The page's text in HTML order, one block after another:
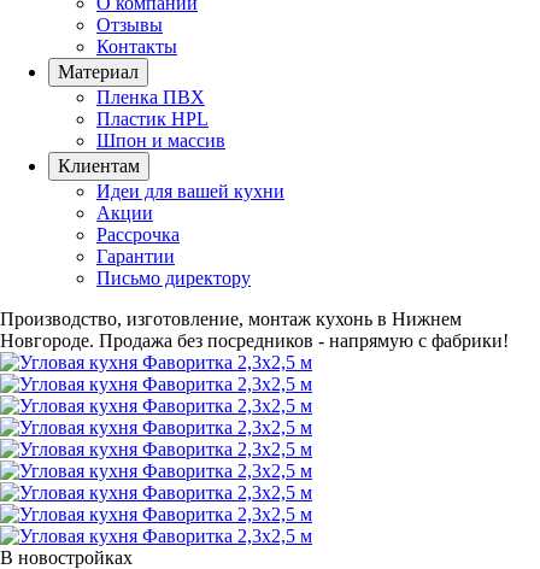
Отзывы
Контакты
Материал
Пленка ПВХ
Пластик HPL
Шпон и массив
Клиентам
Идеи для вашей кухни
Акции
Рассрочка
Гарантии
Письмо директору
Производство, изготовление, монтаж кухонь в Нижнем
Новгороде. Продажа без посредников - напрямую с фабрики!
В новостройках